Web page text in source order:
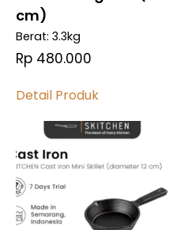
cm)
Berat: 3.3kg
Rp 480.000
Detail Produk